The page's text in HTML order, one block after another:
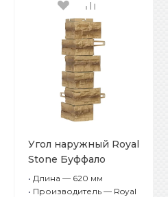
Угол наружный Royal
Stone Буффало
• Длина — 620 мм
• Производитель — Royal